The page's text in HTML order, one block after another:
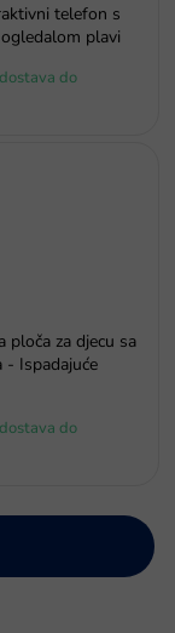
telefon s
plavi
do
ploča za djecu sa
- Ispadajuće
do